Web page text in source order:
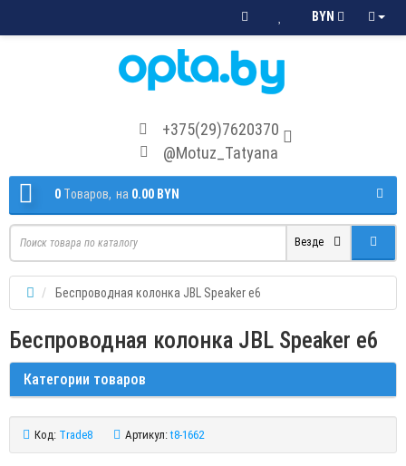
BYN
+375(29)7620370
@Motuz_Tatyana
0 Tоваров, на 0.00 BYN
Везде
Беспроводная колонка JBL Speaker e6
Беспроводная колонка JBL Speaker e6
Категории товаров
Код: Trade8 Артикул: t8-1662